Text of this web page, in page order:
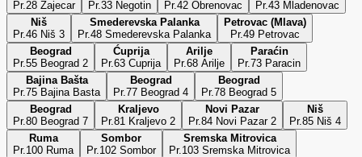
Pr.28 Zajecar
Pr.33 Negotin
Pr.42 Obrenovac
Pr.43 Mladenovac
Niš
Pr.46 Niš 3
Smederevska Palanka
Pr.48 Smederevska Palanka
Petrovac (Mlava)
Pr.49 Petrovac
Beograd
Pr.55 Beograd 2
Ćuprija
Pr.63 Cuprija
Arilje
Pr.68 Arilje
Paraćin
Pr.73 Paracin
Bajina Bašta
Pr.75 Bajina Basta
Beograd
Pr.77 Beograd 4
Beograd
Pr.78 Beograd 5
Beograd
Pr.80 Beograd 7
Kraljevo
Pr.81 Kraljevo 2
Novi Pazar
Pr.84 Novi Pazar 2
Niš
Pr.85 Niš 4
Ruma
Pr.100 Ruma
Sombor
Pr.102 Sombor
Sremska Mitrovica
Pr.103 Sremska Mitrovica